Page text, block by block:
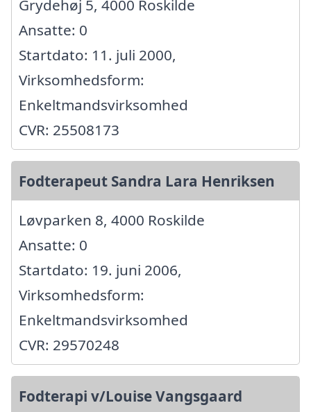
Grydehøj 5, 4000 Roskilde
Ansatte: 0
Startdato: 11. juli 2000,
Virksomhedsform:
Enkeltmandsvirksomhed
CVR: 25508173
Fodterapeut Sandra Lara Henriksen
Løvparken 8, 4000 Roskilde
Ansatte: 0
Startdato: 19. juni 2006,
Virksomhedsform:
Enkeltmandsvirksomhed
CVR: 29570248
Fodterapi v/Louise Vangsgaard